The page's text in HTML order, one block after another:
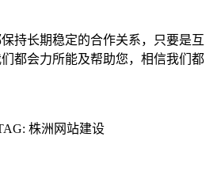
持长期稳定的合作关系，只要是互
都会力所能及帮助您，相信我们都
株洲网站建设